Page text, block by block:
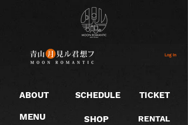
Log In
ABOUT
MENU
SCHEDULE
SHOP
TICKET
RENTAL